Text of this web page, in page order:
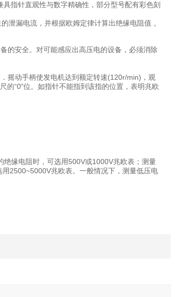
指针直观性与数字精确性，部分型号配有彩色刻
泄漏电流，并根据欧姆定律计算出绝缘电阻值 。
的安全。对可能感应出高压电的设备，必须消除
摇动手柄使发电机达到额定转速(120r/min)，观
的“0"位。如指针不能指到该指的位置，表明兆欧
缘电阻时，可选用500V或1000V兆欧表；测量
2500~5000V兆欧表。一般情况下，测量低压电